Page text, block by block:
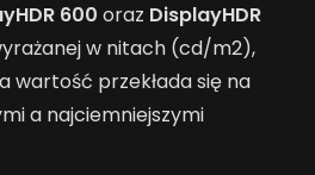
600 oraz DisplayHDR
w nitach (cd/m2),
wartość przekłada się na
a najciemniejszymi